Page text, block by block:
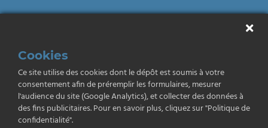
Mentions légales Politique de confidentialité
Barème des honoraires
Cookies
Ce site utilise des cookies dont le dépôt est soumis à votre
consentement afin de préremplir les formulaires, mesurer
l'audience du site (Google Analytics), et collecter des données à
des fins publicitaires. Pour en savoir plus, cliquez sur "Politique de
confidentialité".